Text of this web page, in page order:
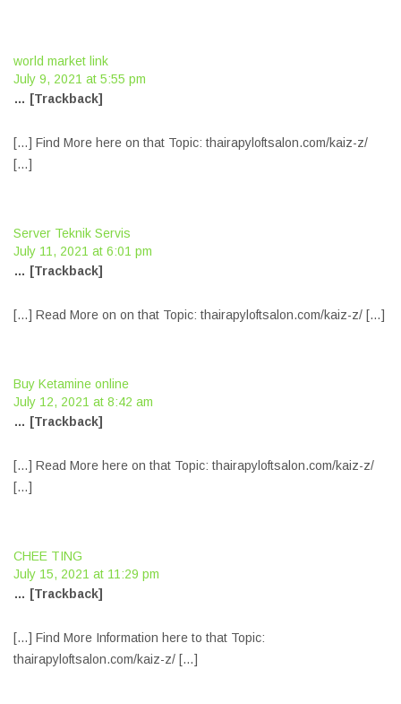
world market link
July 9, 2021 at 5:55 pm
… [Trackback]
[…] Find More here on that Topic: thairapyloftsalon.com/kaiz-z/
[…]
Server Teknik Servis
July 11, 2021 at 6:01 pm
… [Trackback]
[…] Read More on on that Topic: thairapyloftsalon.com/kaiz-z/ […]
Buy Ketamine online
July 12, 2021 at 8:42 am
… [Trackback]
[…] Read More here on that Topic: thairapyloftsalon.com/kaiz-z/
[…]
CHEE TING
July 15, 2021 at 11:29 pm
… [Trackback]
[…] Find More Information here to that Topic:
thairapyloftsalon.com/kaiz-z/ […]